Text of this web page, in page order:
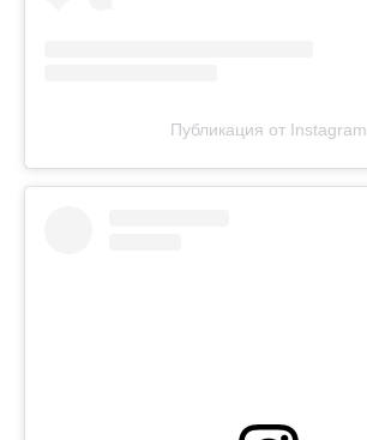
Публикация от Instagram